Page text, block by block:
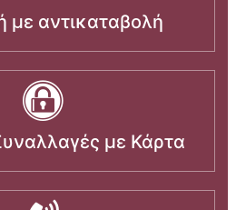
αντικαταβολή
με Κάρτα